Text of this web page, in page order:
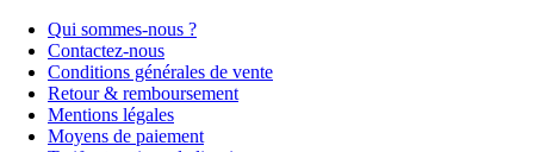
Qui sommes-nous ?
Contactez-nous
Conditions générales de vente
Retour & remboursement
Mentions légales
Moyens de paiement